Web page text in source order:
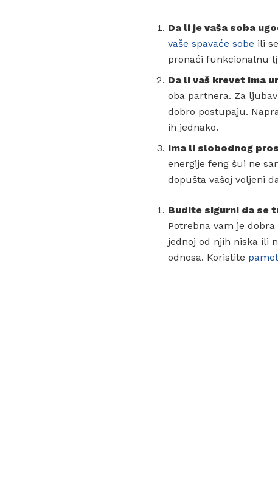
Da li je vaša soba
vaše spavaće sobe ili
pronaći funkcionalnu
Da li vaš krevet ima
oba partnera. Za
dobro postupaju.
ih jednako.
Ima li slobodnog
energije feng šui ne
dopušta vašoj voljeni
Budite sigurni da se
Potrebna vam je
jednoj od njih niska ili
odnosa. Koristite